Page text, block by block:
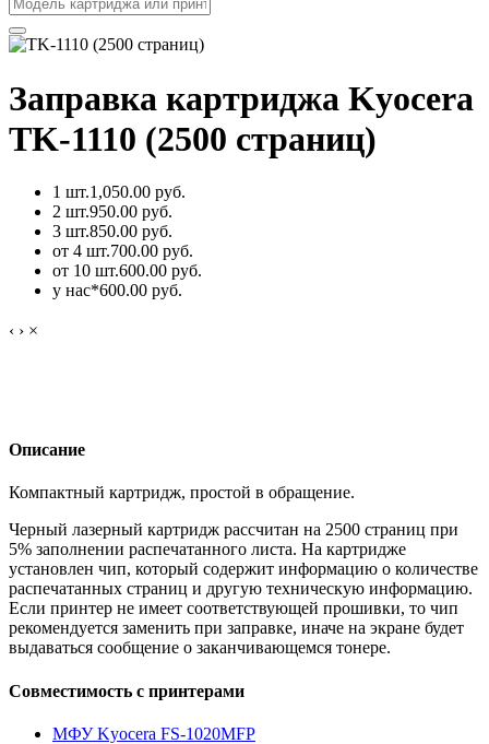
Заправка картриджа Kyocera
TK-1110 (2500 страниц)
1 шт.1,050.00 руб.
2 шт.950.00 руб.
3 шт.850.00 руб.
от 4 шт.700.00 руб.
от 10 шт.600.00 руб.
у нас*600.00 руб.
‹ › ×
Описание
Компактный картридж, простой в обращение.
Черный лазерный картридж рассчитан на 2500 страниц при
5% заполнении распечатанного листа. На картридже
установлен чип, который содержит информацию о количестве
распечатанных страниц и другую техническую информацию.
Если принтер не имеет соответствующей прошивки, то чип
рекомендуется заменить при заправке, иначе на экране будет
выдаваться сообщение о заканчивающемся тонере.
Совместимость с принтерами
МФУ Kyocera FS-1020MFP